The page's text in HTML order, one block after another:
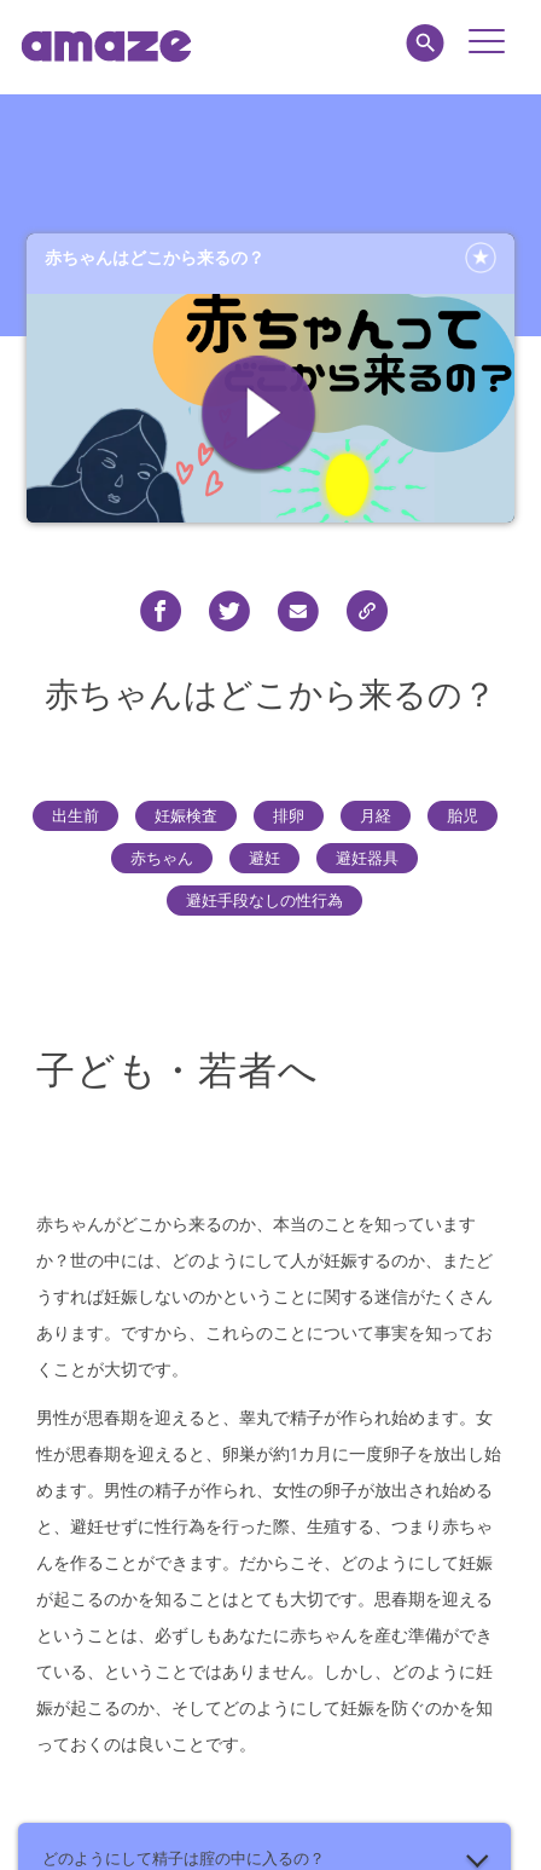
MY AMAZE
Toggle
赤ちゃんはどこから来るの？
赤ちゃんはどこから来るの？
出生前 妊娠検査 排卵 月経 胎児
赤ちゃん 避妊 避妊器具
避妊手段なしの性行為
子ども・若者へ
赤ちゃんがどこから来るのか、本当のことを知っています
か？世の中には、どのようにして人が妊娠するのか、またど
うすれば妊娠しないのかということに関する迷信がたくさん
あります。ですから、これらのことについて事実を知ってお
くことが大切です。
男性が思春期を迎えると、睾丸で精子が作られ始めます。女
性が思春期を迎えると、卵巣が約1カ月に一度卵子を放出し始
めます。男性の精子が作られ、女性の卵子が放出され始める
と、避妊せずに性行為を行った際、生殖する、つまり赤ちゃ
んを作ることができます。だからこそ、どのようにして妊娠
が起こるのかを知ることはとても大切です。思春期を迎える
ということは、必ずしもあなたに赤ちゃんを産む準備ができ
ている、ということではありません。しかし、どのように妊
娠が起こるのか、そしてどのようにして妊娠を防ぐのかを知
っておくのは良いことです。
どのようにして精子は腟の中に入るの？